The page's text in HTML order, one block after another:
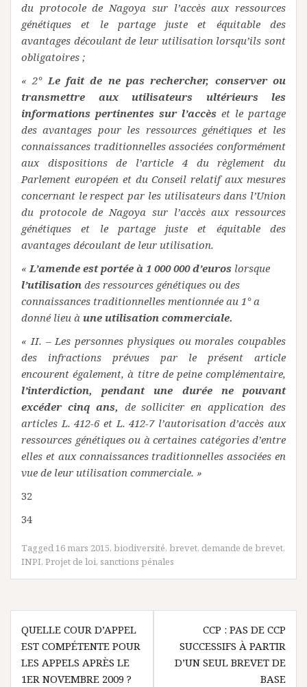
du protocole de Nagoya sur l’accès aux ressources
génétiques et le partage juste et équitable des
avantages découlant de leur utilisation lorsqu’ils sont
obligatoires ;
« 2°Le fait de ne pas rechercher, conserver ou
transmettre aux utilisateurs ultérieurs les
informations pertinentes sur l’accès et le partage
des avantages pour les ressources génétiques et les
connaissances traditionnelles associées conformément
aux dispositions de l’article 4 du règlement du
Parlement européen et du Conseil relatif aux mesures
concernant le respect par les utilisateurs dans l’Union
du protocole de Nagoya sur l’accès aux ressources
génétiques et le partage juste et équitable des
avantages découlant de leur utilisation.
« L’amende est portée à 1 000 000 d’euros lorsque
l’utilisation des ressources génétiques ou des
connaissances traditionnelles mentionnée au 1° a
donné lieu à une utilisation commerciale.
« II. – Les personnes physiques ou morales coupables
des infractions prévues par le présent article
encourent également, à titre de peine complémentaire,
l’interdiction, pendant une durée ne pouvant
excéder cinq ans, de solliciter en application des
articles L. 412-6 et L. 412-7 l’autorisation d’accès aux
ressources génétiques ou à certaines catégories d’entre
elles et aux connaissances traditionnelles associées en
vue de leur utilisation commerciale. »
32
34
Tagged16 mars 2015, biodiversité, brevet, demande de brevet,
INPI, Projet de loi, sanctions pénales
Navigation
de
l’article
QUELLE COUR D’APPEL
EST COMPÉTENTE POUR
LES APPELS APRÈS LE
1ER NOVEMBRE 2009 ?
CCP : PAS DE CCP
SUCCESSIFS À PARTIR
D’UN SEUL BREVET DE
BASE